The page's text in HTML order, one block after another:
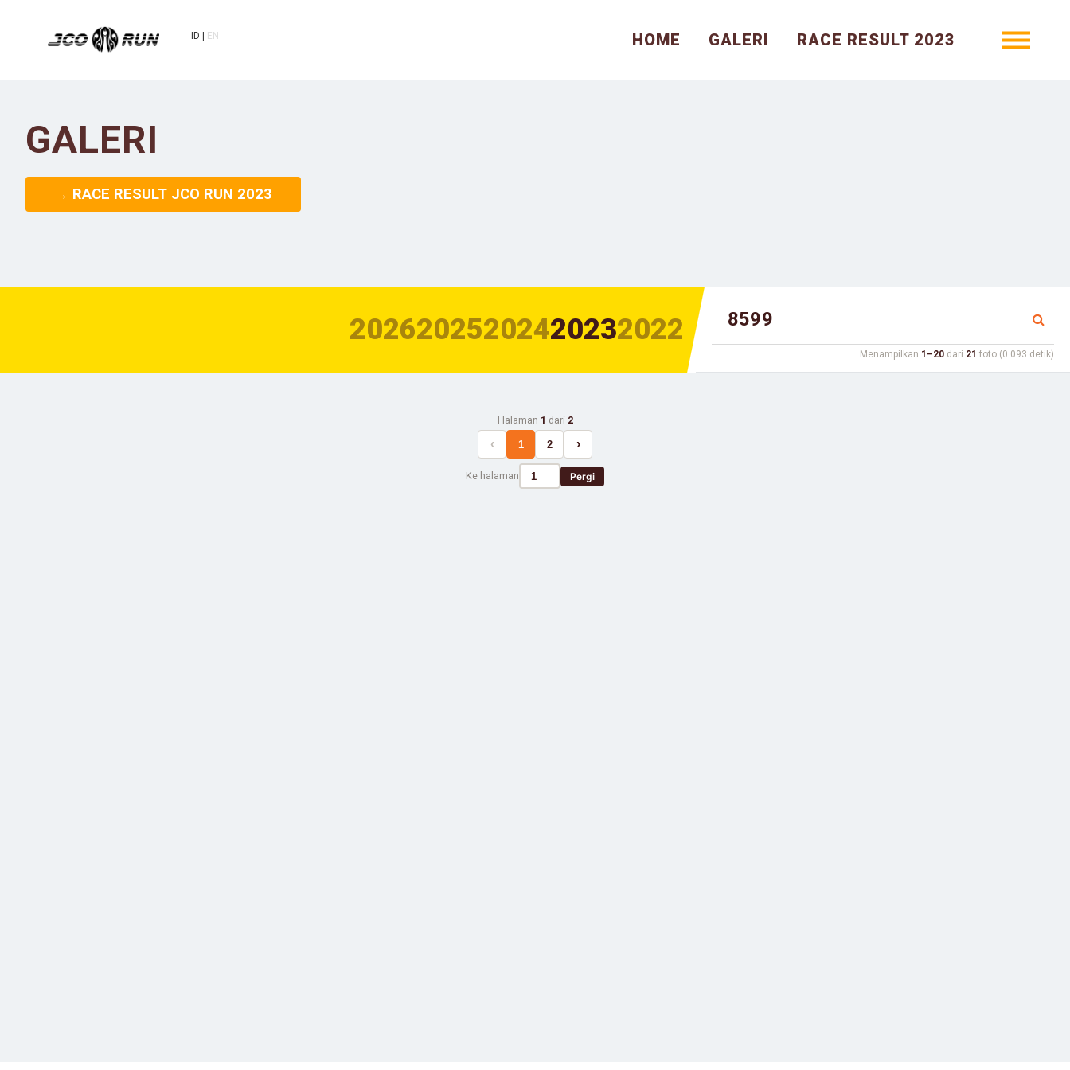
ID EN HOME GALERI RACE RESULT 2023
GALERI
→ RACE RESULT JCO RUN 2023
20262025202420232022
Menampilkan 1–20 dari 21 foto (0.093 detik)
Halaman 1 dari 2
‹ 1 2 ›
Ke halaman Pergi